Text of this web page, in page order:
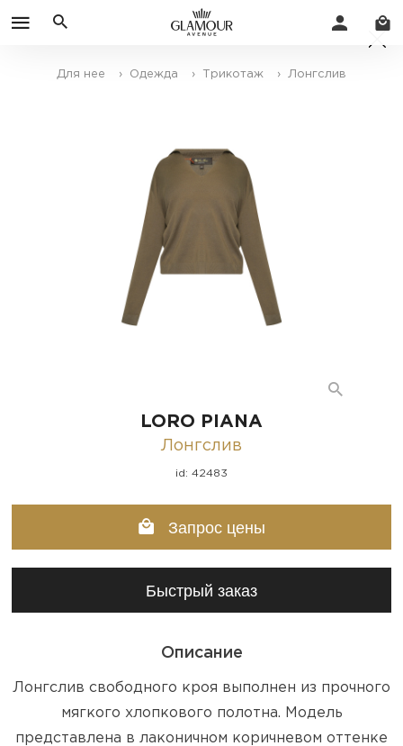
Для нее › Одежда › Трикотаж › Лонгслив
LORO PIANA
Лонгслив
id: 42483
Запрос цены
Быстрый заказ
Описание
Лонгслив свободного кроя выполнен из прочного
мягкого хлопкового полотна. Модель
представлена в лаконичном коричневом оттенке